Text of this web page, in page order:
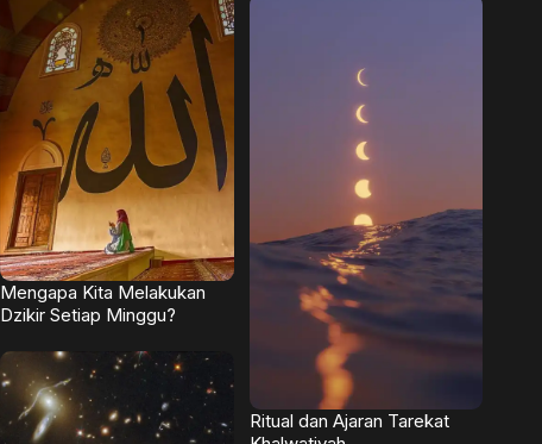
Mengapa Kita Melakukan
Dzikir Setiap Minggu?
Ritual dan Ajaran Tarekat